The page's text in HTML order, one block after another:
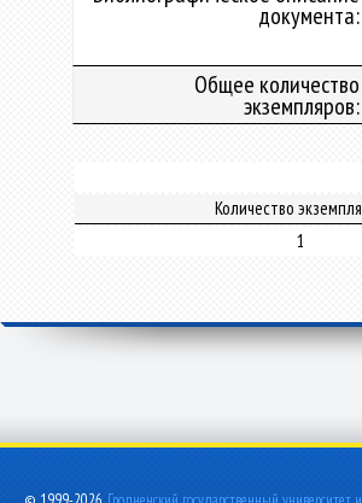
документа:
Общее количество
экземпляров:
Количество
1